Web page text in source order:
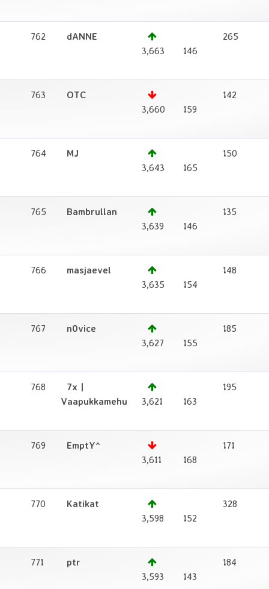
762
dANNE
3,663
146
265
763
OTC
3,660
159
142
764
MJ
3,643
165
150
765
Bambrullan
3,639
146
135
766
masjaevel
3,635
154
148
767
n0vice
3,627
155
185
768
7x |
Vaapukkamehu
3,621 163
195
769
EmptY^
3,611
168
171
770
Katikat
3,598
152
328
771
ptr
3,593
143
184